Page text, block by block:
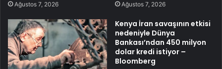
Ağustos 7, 2026 Ağustos 7, 2026
Kenya İran savaşının etkisi
nedeniyle Dünya
Bankası’ndan 450 milyon
dolar kredi istiyor –
Bloomberg